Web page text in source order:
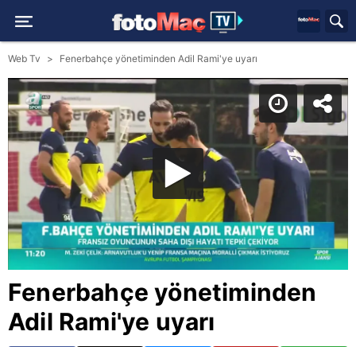
Web Tv Fenerbahçe yönetiminden Adil Rami'ye uyarı
Fenerbahçe yönetiminden
Adil Rami'ye uyarı